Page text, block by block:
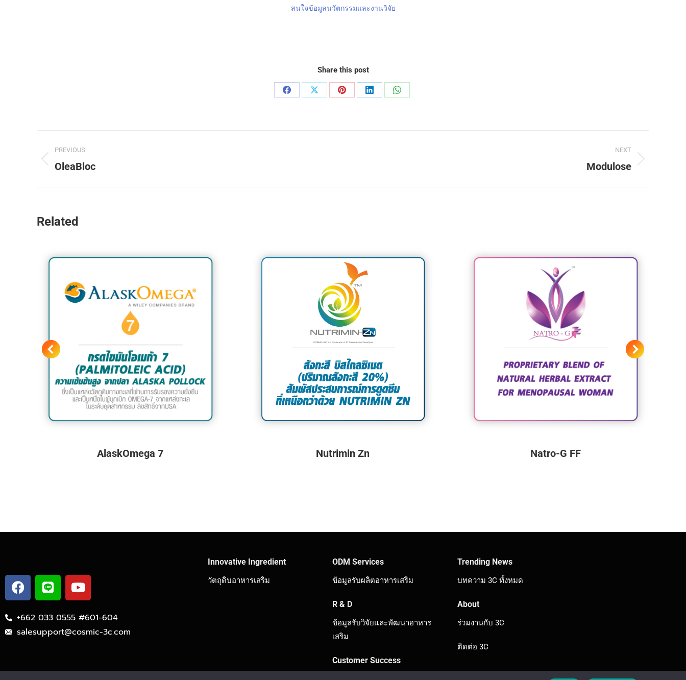
สนใจข้อมูลนวัตกรรมและงานวิจัย
Share this post
PREVIOUS
OleaBloc
NEXT
Modulose
Related
AlaskOmega 7 Nutrimin Zn Natro-G FF
+662 033 0555 #601-604
salesupport@cosmic-3c.com
Innovative Ingredient
วัตถุดิบอาหารเสริม
ODM Services
ข้อมูลรับผลิตอาหารเสริม
R & D
ข้อมูลรับวิจัยและพัฒนาอาหาร
เสริม
Customer Success
Trending News
บทความ 3C ทั้งหมด
About
ร่วมงานกับ 3C
ติดต่อ 3C